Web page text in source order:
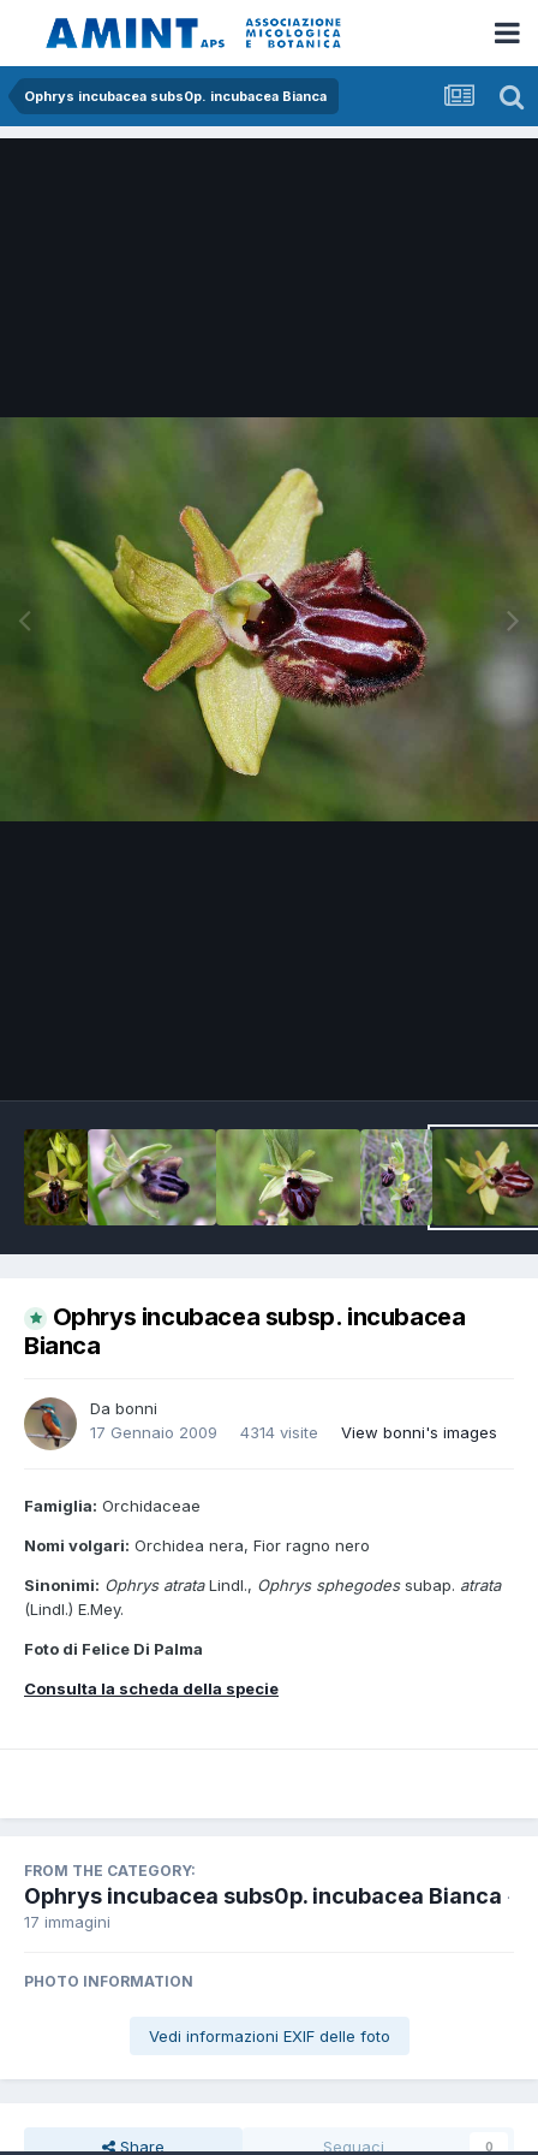
Ophrys incubacea subs0p. incubacea Bianca
Ophrys incubacea subsp. incubacea
Bianca
Da bonni
17 Gennaio 2009
4314 visite View bonni's images
Famiglia: Orchidaceae
Nomi volgari: Orchidea nera, Fior ragno nero
Sinonimi: Ophrys atrataLindl., Ophrys sphegodessubap. atrata
(Lindl.) E.Mey.
Foto di Felice Di Palma
Consulta la scheda della specie
FROM THE CATEGORY:
Ophrys incubacea subs0p. incubacea Bianca ·
17 immagini
PHOTO INFORMATION
Vedi informazioni EXIF delle foto
Share Seguaci 0